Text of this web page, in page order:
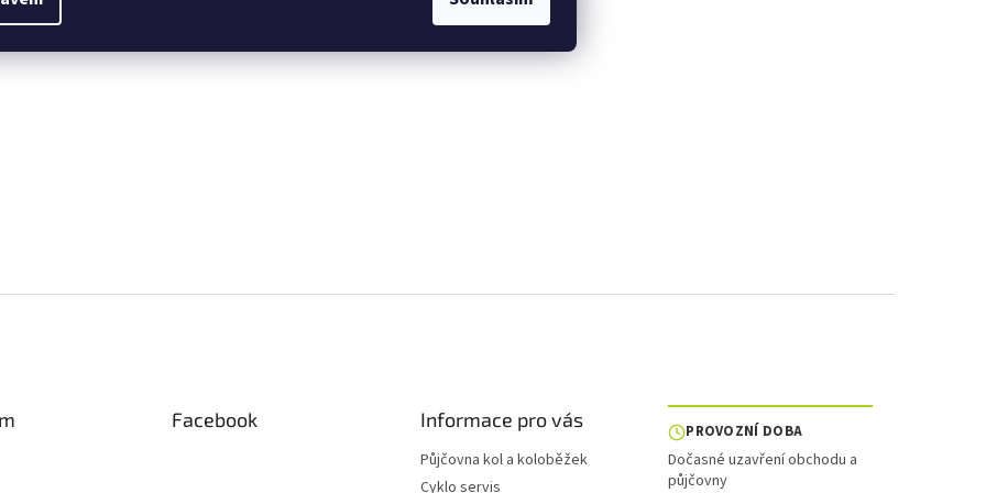
Facebook Informace pro vás
Půjčovna kol a koloběžek
Cyklo servis
PROVOZNÍ DOBA
Dočasné uzavření obchodu a
půjčovny